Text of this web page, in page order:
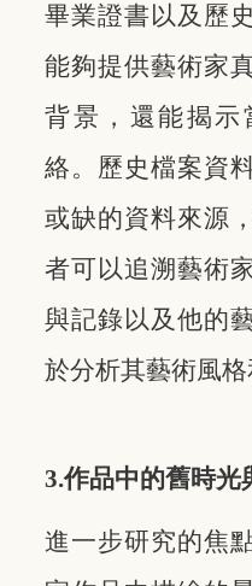
畢業證書以及歷
能夠提供藝術家
背景，還能揭示
絡。歷史檔案資
或缺的資料來源
者可以追溯藝術
與記錄以及他的
於分析其藝術風格
3.作品中的舊時光
進一步研究的焦